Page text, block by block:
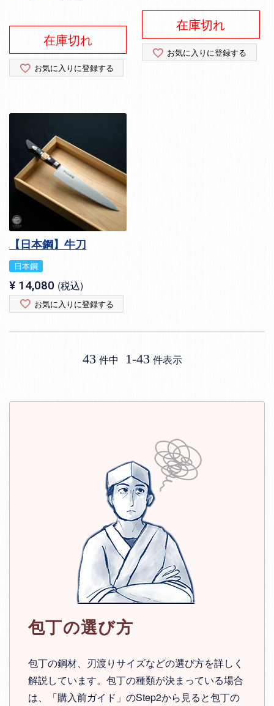
在庫切れ
お気に入りに登録する
在庫切れ
お気に入りに登録する
【日本鋼】牛刀
日本鋼
¥ 14,080 税込
お気に入りに登録する
43 件中 1-43 件表示
包丁の選び方
包丁の鋼材、刃渡りサイズなどの選び方を詳しく
解説しています。包丁の種類が決まっている場合
は、「購入前ガイド」のStep2から見ると包丁の